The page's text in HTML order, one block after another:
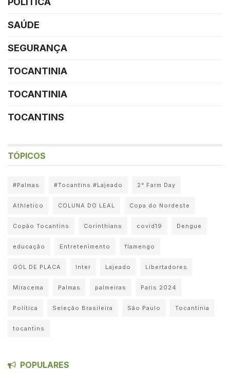
SAÚDE
SEGURANÇA
TOCANTINIA
TOCANTINIA
TOCANTINS
TÓPICOS
#Palmas #Tocantins #Lajeado 2° Farm Day
Athletico COLUNA DO LEAL Copa do Nordeste
Copão Tocantins Corinthians covid19 Dengue
educação Entretenimento flamengo
GOL DE PLACA Inter Lajeado Libertadores
Miracema Palmas palmeiras Paris 2024
Política Seleção Brasileira São Paulo Tocantinia
tocantins
POPULARES